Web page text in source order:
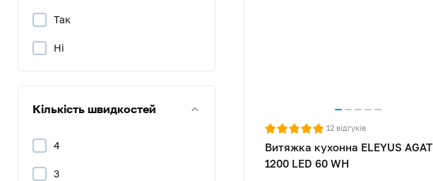
1035
Так
Ні
Кількість швидкостей
4
3
12 відгуків
Витяжка кухонна ELEYUS AGAT
1200 LED 60 WH